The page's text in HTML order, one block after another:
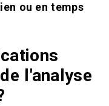
ou en temps
l'analyse